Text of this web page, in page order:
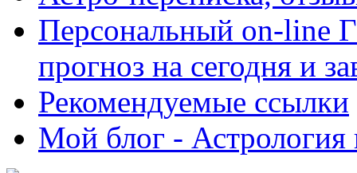
Персональный on-
прогноз на сегодня и
Рекомендуемые ссылки
Мой блог - Астрология